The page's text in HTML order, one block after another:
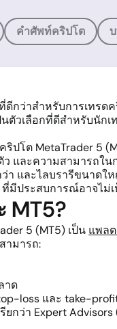
คำศัพท์คริปโต
กว่าสำหรับการเทรด
นตัวเลือกที่ดีสำหรับนัก
ปโต MetaTrader 5
และความสามารถใ
า และไลบรารีขนาด
มีประสบการณ์อาจไม่
MT5?
5 (MT5) เป็น แพล
ามารถ:
าด
loss และ take-
ยกว่า Expert Advisors